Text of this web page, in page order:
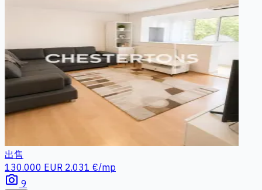
出售
130.000 EUR 2.031 €/mp
photo_camera 9